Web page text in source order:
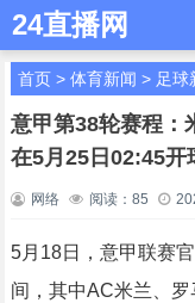
24直播网
首页> 体育新闻 > 足球
意甲第38轮赛程：
在5月25日02:45开
网络 阅读： 85
5月18日，意甲联赛
间，其中AC米兰、